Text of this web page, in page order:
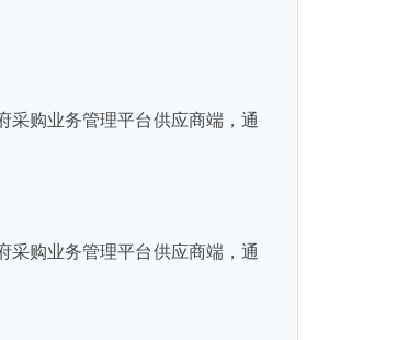
采购业务管理平台供应商端，通
采购业务管理平台供应商端，通